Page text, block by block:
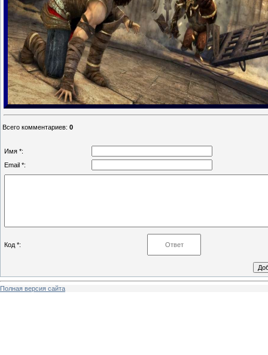
Всего комментариев: 0
Имя *:
Email *:
Код *:
Полная версия сайта